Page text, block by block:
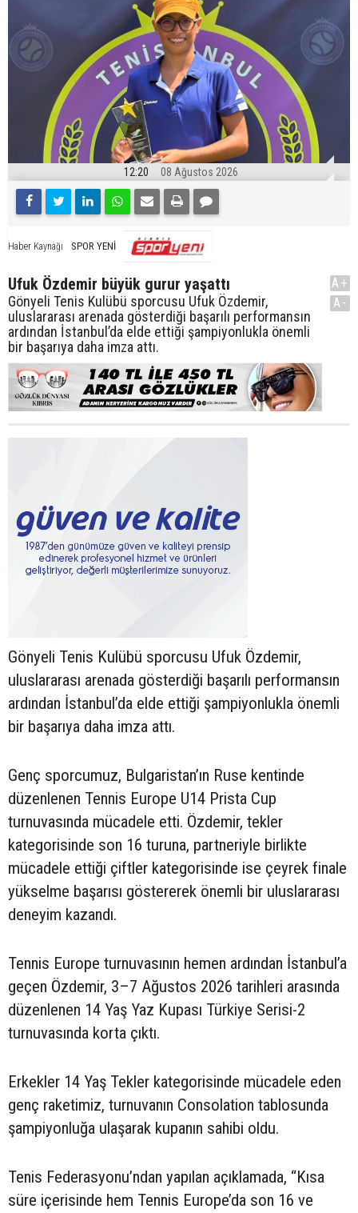
12:20 08 Ağustos 2026
Haber Kaynağı SPOR YENİ
Ufuk Özdemir büyük gurur yaşattı
Gönyeli Tenis Kulübü sporcusu Ufuk Özdemir,
uluslararası arenada gösterdiği başarılı performansın
ardından İstanbul’da elde ettiği şampiyonlukla önemli
bir başarıya daha imza attı.
A+
A-
Gönyeli Tenis Kulübü sporcusu Ufuk Özdemir,
uluslararası arenada gösterdiği başarılı performansın
ardından İstanbul’da elde ettiği şampiyonlukla önemli
bir başarıya daha imza attı.
Genç sporcumuz, Bulgaristan’ın Ruse kentinde
düzenlenen Tennis Europe U14 Prista Cup
turnuvasında mücadele etti. Özdemir, tekler
kategorisinde son 16 turuna, partneriyle birlikte
mücadele ettiği çiftler kategorisinde ise çeyrek finale
yükselme başarısı göstererek önemli bir uluslararası
deneyim kazandı.
Tennis Europe turnuvasının hemen ardından İstanbul’a
geçen Özdemir, 3–7 Ağustos 2026 tarihleri arasında
düzenlenen 14 Yaş Yaz Kupası Türkiye Serisi-2
turnuvasında korta çıktı.
Erkekler 14 Yaş Tekler kategorisinde mücadele eden
genç raketimiz, turnuvanın Consolation tablosunda
şampiyonluğa ulaşarak kupanın sahibi oldu.
Tenis Federasyonu’ndan yapılan açıklamada, “Kısa
süre içerisinde hem Tennis Europe’da son 16 ve